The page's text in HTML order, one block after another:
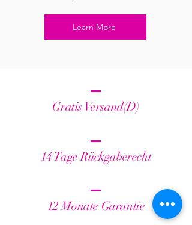
Learn More
Gratis Versand(D)
14 Tage Rückgaberecht
12 Monate Garantie